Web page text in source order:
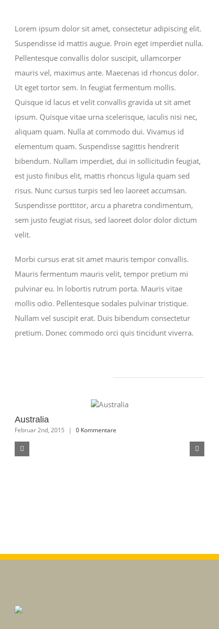
Lorem ipsum dolor sit amet, consectetur adipiscing elit.
Suspendisse id mattis augue. Proin eget imperdiet nulla.
Pellentesque convallis dolor suscipit, ullamcorper
mauris vel, maximus ante. Maecenas id rhoncus dolor.
Ut eget tortor sem. In feugiat fermentum mollis.
Quisque id lacus et velit convallis gravida ut sit amet
ipsum. Quisque vitae urna scelerisque, iaculis nisi nec,
aliquam quam. Nulla at commodo dui. Vivamus id
elementum quam. Suspendisse sagittis hendrerit
bibendum. Nullam imperdiet, dui in sollicitudin feugiat,
est justo finibus elit, mattis rhoncus ligula quam sed
risus. Nunc cursus turpis sed leo laoreet accumsan.
Suspendisse porttitor, arcu a pharetra condimentum,
sem justo feugiat risus, sed laoreet dolor dolor dictum
velit.
Morbi cursus erat sit amet mauris tempor convallis.
Mauris fermentum mauris velit, tempor pretium mi
pulvinar eu. In lobortis rutrum porta. Mauris vitae
mollis odio. Pellentesque sodales pulvinar tristique.
Nullam vel suscipit erat. Duis bibendum consectetur
pretium. Donec commodo orci quis tincidunt viverra.
Australia
Februar 2nd, 2015 | 0 Kommentare